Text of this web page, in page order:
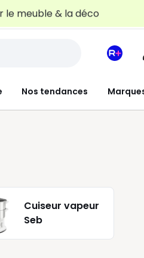
de maison et la literie
Nos tendances
Mon
Cuiseur vapeur
Seb